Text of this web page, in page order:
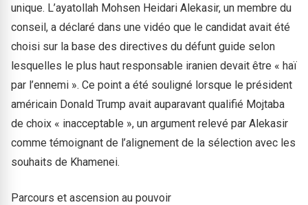
unique. L’ayatollah Mohsen Heidari Alekasir, un membre du
conseil, a déclaré dans une vidéo que le candidat avait été
choisi sur la base des directives du défunt guide selon
lesquelles le plus haut responsable iranien devait être « haï
par l’ennemi ». Ce point a été souligné lorsque le président
américain Donald Trump avait auparavant qualifié Mojtaba
de choix « inacceptable », un argument relevé par Alekasir
comme témoignant de l’alignement de la sélection avec les
souhaits de Khamenei.
Parcours et ascension au pouvoir